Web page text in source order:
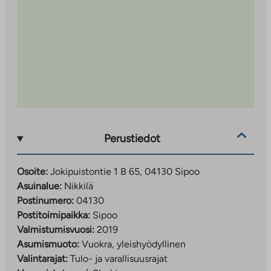
Perustiedot
Osoite: Jokipuistontie 1 B 65, 04130 Sipoo
Asuinalue: Nikkilä
Postinumero: 04130
Postitoimipaikka: Sipoo
Valmistumisvuosi: 2019
Asumismuoto: Vuokra, yleishyödyllinen
Valintarajat: Tulo- ja varallisuusrajat